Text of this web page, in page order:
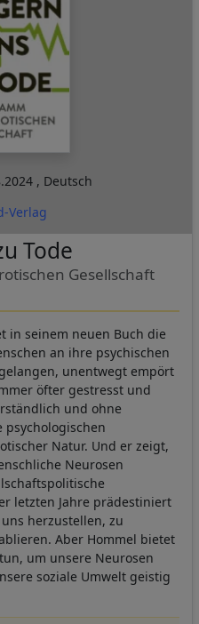
, Deutsch
Verlag
Tode
Gesellschaft
in seinem neuen Buch die
an ihre psychischen
unentwegt empört
öfter gestresst und
und ohne
psychologischen
Natur. Und er zeigt,
Neurosen
letzten Jahre prädestiniert
herzustellen, zu
Aber Hommel bietet
um unsere Neurosen
soziale Umwelt geistig